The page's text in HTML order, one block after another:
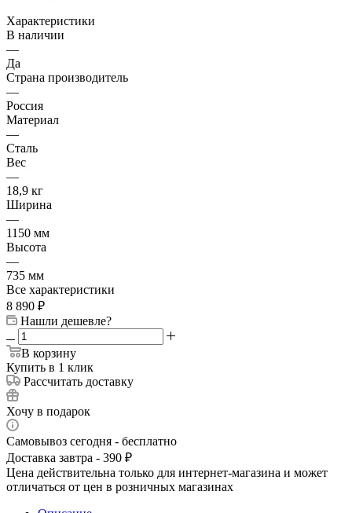
Характеристики
В наличии
—
Да
Страна производитель
—
Россия
Материал
—
Сталь
Вес
—
18,9 кг
Ширина
—
1150 мм
Высота
—
735 мм
Все характеристики
8 890 ₽
Нашли дешевле?
В корзину
Купить в 1 клик
Рассчитать доставку
Хочу в подарок
Самовывоз сегодня - бесплатно
Доставка завтра - 390 ₽
Цена действительна только для интернет-магазина и может
отличаться от цен в розничных магазинах